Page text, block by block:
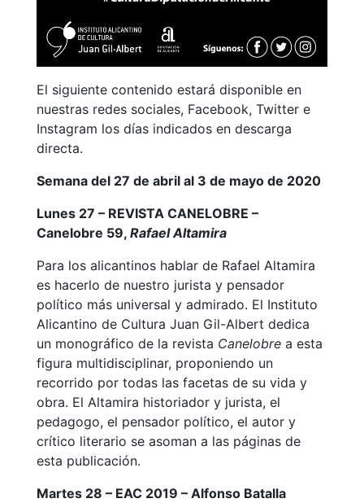
El siguiente contenido estará disponible en
nuestras redes sociales, Facebook, Twitter e
Instagram los días indicados en descarga
directa.
Semana del 27 de abril al 3 de mayo de 2020
Lunes 27 – REVISTA CANELOBRE –
Canelobre 59, Rafael Altamira
Para los alicantinos hablar de Rafael Altamira
es hacerlo de nuestro jurista y pensador
político más universal y admirado. El Instituto
Alicantino de Cultura Juan Gil-Albert dedica
un monográfico de la revista Canelobre a esta
figura multidisciplinar, proponiendo un
recorrido por todas las facetas de su vida y
obra. El Altamira historiador y jurista, el
pedagogo, el pensador político, el autor y
crítico literario se asoman a las páginas de
esta publicación.
Martes 28 – EAC 2019 – Alfonso Batalla